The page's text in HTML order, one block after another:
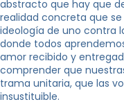
abstracto que hay que
realidad concreta que
ideología de uno contra
donde todos
amor recibido y
comprender que
trama unitaria, que las
insustituible.